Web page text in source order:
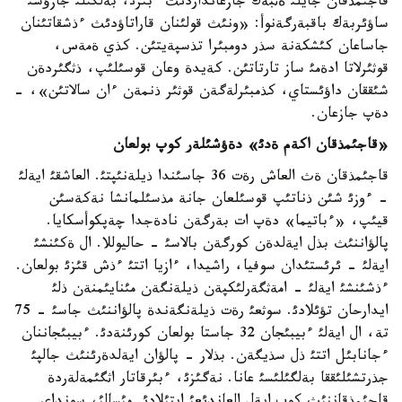
ساؤئربةك باقبةرگةنوأ: «ونئث قولئنان قاراتاؤدئث ءذشقاتئنان
جاساعان كئشكةنة سذر دومبئرا تذسپةيتئن. كذي ةمةس،
قوثئرلاتا ادةمئ ساز تارتاتئن. كةيدة وعان قوسئلئپ، ذثگئردةن
شئققان داؤئستاي، كذمبئرلةگةن قوثئر ذنمةن ءان سالاتئن»، -
دةپ جازعان.
«قاجئمذقان اكةم ةدئ» دةؤشئلةر كوپ بولعان
قاجئمذقان ةث العاش رةت 36 جاسئندا ذيلةنئپتئ. العاشقئ ايةلئ
- ءوزئ شئن ذناتئپ قوسئلعان جانة مذسئلمانشا نةكةسئن
قيئپ، «ءباتيما» دةپ ات بةرگةن نادةجدا چةپكوأسكايا.
پالؤاننئث بذل ايةلدةن كورگةن بالاسئ - حاليوللا. ال ةكئنشئ
ايةلئ - ئرئستئدان سوفيا، راشيدا، ءازيا اتتئ ءذش قئزئ بولعان.
ءذشئنشئ ايةلئ - امةثگةرلئكپةن ذيلةنگةن مئنايئمنةن ذلئ
ايدارحان تؤئلادئ. سوثعئ رةت ذيلةنگةندة پالؤاننئث جاسئ - 75
تة، ال ايةلئ ءبيبئجان 32 جاستا بولعان كورئنةدئ. ءبيبئجاننان
ءجانابئل اتتئ ذل سذيگةن. بذلار - پالؤان ايةلدةرئنئث جالپئ
جذرتشئلئققا بةلگئلئسئ عانا. نةگئزئ، ءبئرقاتار اثگئمةلةردة